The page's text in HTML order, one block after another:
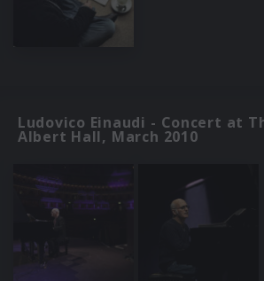
Ludovico Einaudi - Concert at
Albert Hall, March 2010